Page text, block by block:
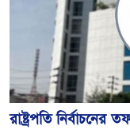
রাষ্ট্রপতি